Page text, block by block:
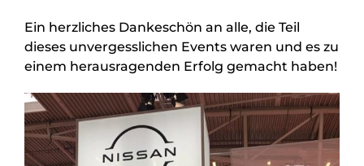
Ein herzliches Dankeschön an alle, die Teil
dieses unvergesslichen Events waren und es zu
einem herausragenden Erfolg gemacht haben!